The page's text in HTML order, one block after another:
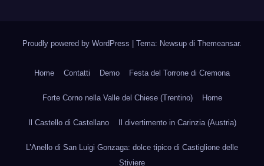
Proudly powered by WordPress | Tema: Newsup di Themeansar.
Home Contatti Demo Festa del Torrone di Cremona
Forte Corno nella Valle del Chiese (Trentino) Home
Il Castello di Castellano Il divertimento in Carinzia (Austria)
L’Anello di San Luigi Gonzaga: dolce tipico di Castiglione delle
Stiviere